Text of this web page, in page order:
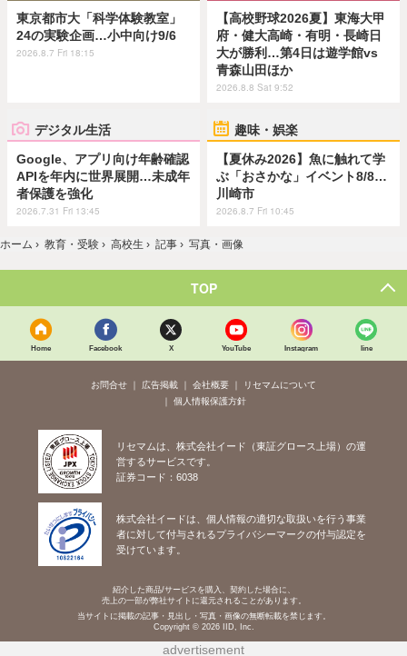
東京都市大「科学体験教室」
24の実験企画…小中向け9/6
2026.8.7 Fri 18:15
【高校野球2026夏】東海大甲
府・健大高崎・有明・長崎日
大が勝利…第4日は遊学館vs
青森山田ほか
2026.8.8 Sat 9:52
デジタル生活
Google、アプリ向け年齢確認
APIを年内に世界展開…未成年
者保護を強化
2026.7.31 Fri 13:45
趣味・娯楽
【夏休み2026】魚に触れて学
ぶ「おさかな」イベント8/8…
川崎市
2026.8.7 Fri 10:45
ホーム › 教育・受験 › 高校生 › 記事 › 写真・画像
TOP
Home Facebook X YouTube Instagram line
お問合せ 広告掲載 会社概要
リセマムについて
個人情報保護方針
リセマムは、株式会社イード（東証グロース上場）の運
営するサービスです。
証券コード：6038
株式会社イードは、個人情報の適切な取扱いを行う事業
者に対して付与されるプライバシーマークの付与認定を
受けています。
紹介した商品/サービスを購入、契約した場合に、
売上の一部が弊社サイトに還元されることがあります。
当サイトに掲載の記事・見出し・写真・画像の無断転載を禁じます。
Copyright © 2026 IID, Inc.
advertisement